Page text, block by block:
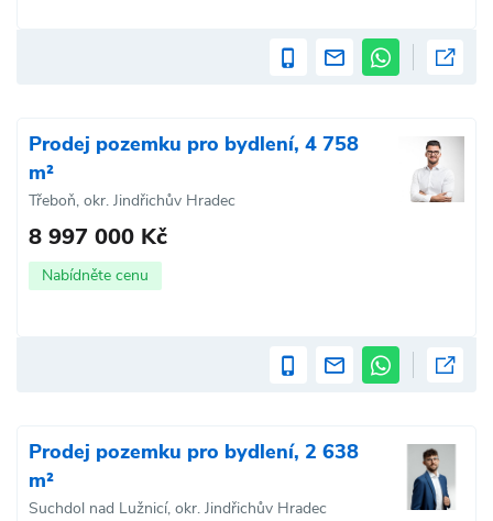
Prodej pozemku pro bydlení, 4 758
m²
Třeboň, okr. Jindřichův Hradec
8 997 000 Kč
Nabídněte cenu
Prodej pozemku pro bydlení, 2 638
m²
Suchdol nad Lužnicí, okr. Jindřichův Hradec